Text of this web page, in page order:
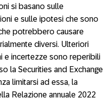
si basano sulle
e sulle ipotesi che sono
potrebbero causare
diversi. Ulteriori
e incertezze sono reperibili
la Securities and Exchange
limitarsi ad essa, la
Relazione annuale 2022